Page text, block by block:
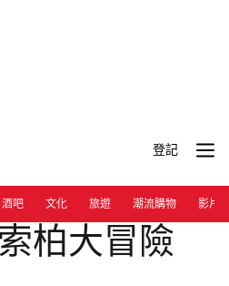
登記
酒吧 文化 旅遊 潮流購物 影片
柏大冒險